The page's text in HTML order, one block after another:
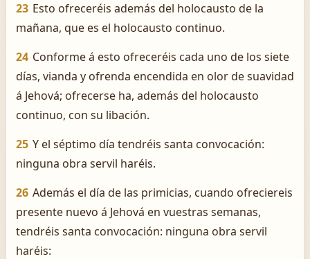
23 Esto ofreceréis además del holocausto de la
mañana, que es el holocausto continuo.
24 Conforme á esto ofreceréis cada uno de los siete
días, vianda y ofrenda encendida en olor de suavidad
á Jehová; ofrecerse ha, además del holocausto
continuo, con su libación.
25 Y el séptimo día tendréis santa convocación:
ninguna obra servil haréis.
26 Además el día de las primicias, cuando ofreciereis
presente nuevo á Jehová en vuestras semanas,
tendréis santa convocación: ninguna obra servil
haréis: